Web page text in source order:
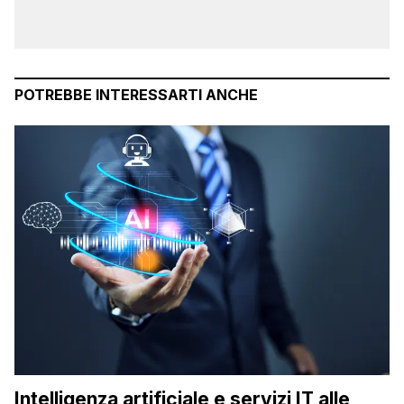
POTREBBE INTERESSARTI ANCHE
Intelligenza artificiale e servizi IT alle